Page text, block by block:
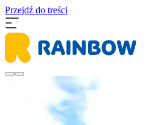
Przejdź do treści